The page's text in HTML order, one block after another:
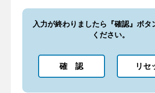
入力が終わりましたら『確認』ボタ
ください。